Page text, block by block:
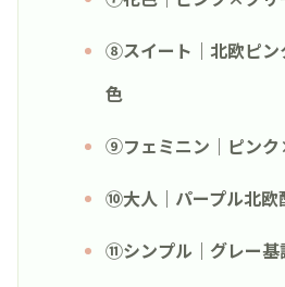
⑧スイート｜北欧ピン
色
⑨フェミニン｜ピン
⑩大人｜パープル北欧
⑪シンプル｜グレー基